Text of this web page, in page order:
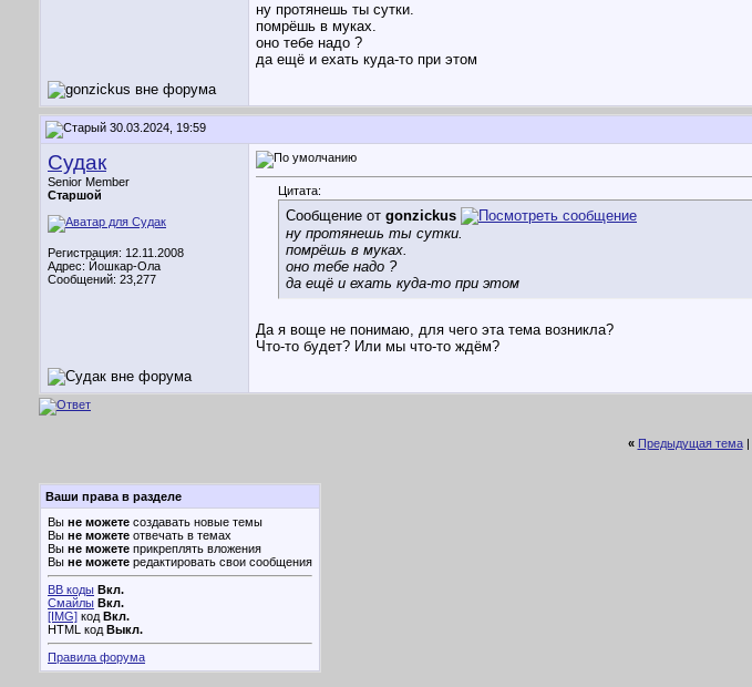
ну протянешь ты сутки.
помрёшь в муках.
оно тебе надо ?
да ещё и ехать куда-то при этом
30.03.2024, 19:59
Судак
Senior Member
Старшой
Регистрация: 12.11.2008
Адрес: Йошкар-Ола
Сообщений: 23,277
Цитата:
Сообщение от gonzickus
ну протянешь ты сутки.
помрёшь в муках.
оно тебе надо ?
да ещё и ехать куда-то при этом
Да я воще не понимаю, для чего эта тема возникла?
Что-то будет? Или мы что-то ждём?
« Предыдущая тема|
Ваши права в разделе
Вы не можете создавать новые темы
Вы не можете отвечать в темах
Вы не можете прикреплять вложения
Вы не можете редактировать свои сообщения
BB коды Вкл.
Смайлы Вкл.
[IMG] код Вкл.
HTML код Выкл.
Правила форума